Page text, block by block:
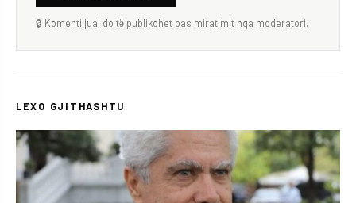
🔒 Komenti juaj do të publikohet pas miratimit nga moderatori.
LEXO GJITHASHTU